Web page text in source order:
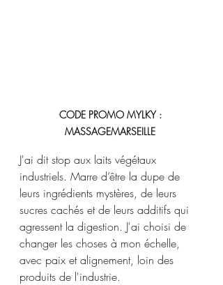
CODE PROMO MYLKY :
MASSAGEMARSEILLE
J'ai dit stop aux laits végétaux
industriels. Marre d’être la dupe de
leurs ingrédients mystères, de leurs
sucres cachés et de leurs additifs qui
agressent la digestion. J'ai choisi de
changer les choses à mon échelle,
avec paix et alignement, loin des
produits de l'industrie.